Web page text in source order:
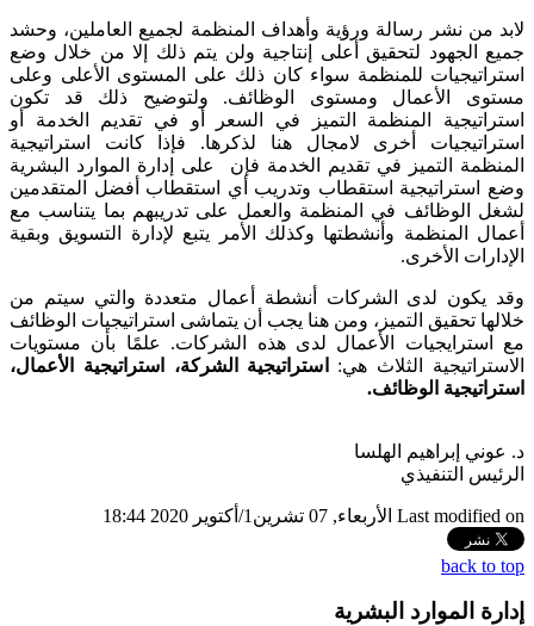
لابد من نشر رسالة ورؤية وأهداف المنظمة لجميع العاملين، وحشد
جميع الجهود لتحقيق أعلى إنتاجية ولن يتم ذلك إلا من خلال وضع
استراتيجيات للمنظمة سواء كان ذلك على المستوى الأعلى وعلى
مستوى الأعمال ومستوى الوظائف. ولتوضيح ذلك قد تكون
استراتيجية المنظمة التميز في السعر أو في تقديم الخدمة أو
استراتيجيات أخرى لامجال هنا لذكرها. فإذا كانت استراتيجية
المنظمة التميز في تقديم الخدمة فإن على إدارة الموارد البشرية
وضع استراتيجية استقطاب وتدريب أي استقطاب أفضل المتقدمين
لشغل الوظائف في المنظمة والعمل على تدريبهم بما يتناسب مع
أعمال المنظمة وأنشطتها وكذلك الأمر يتبع لإدارة التسويق وبقية
الإدارات الأخرى.
وقد يكون لدى الشركات أنشطة أعمال متعددة والتي سيتم من
خلالها تحقيق التميز، ومن هنا يجب أن يتماشى استراتيجيات الوظائف
مع استرايجيات الأعمال لدى هذه الشركات. علمًا بأن مستويات
الاستراتيجية الثلاث هي:
استراتيجية الشركة، استراتيجية الأعمال،
استراتيجية الوظائف.
د. عوني إبراهيم الهلسا
الرئيس التنفيذي
Last modified on الأربعاء, 07 تشرين1/أكتوير 2020 18:44
back to top
إدارة الموارد البشرية